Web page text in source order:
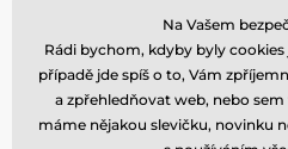
Bezpečná
Na Vašem
Rádi bychom, kdyby byly
případě jde spíš o to, Vám
a zpřehledňovat web, nebo
máme nějakou slevičku, novinku